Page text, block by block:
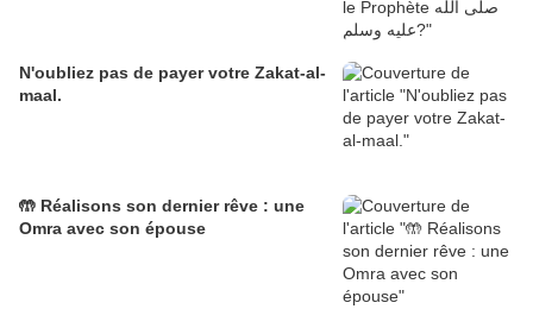
N'oubliez pas de payer votre Zakat-al-
maal.
🤲 Réalisons son dernier rêve : une
Omra avec son épouse